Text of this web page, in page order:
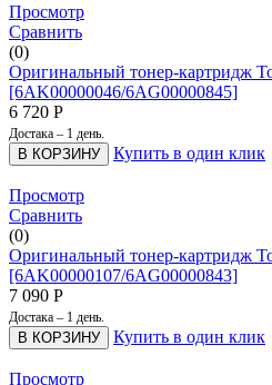
Просмотр
Сравнить
(0)
Оригинальный тонер-картридж
[6AK00000046/6AG00000845]
6 720 Р
Достака – 1 день.
В КОРЗИНУ Купить в один клик
Просмотр
Сравнить
(0)
Оригинальный тонер-картридж
[6AK00000107/6AG00000843]
7 090 Р
Достака – 1 день.
В КОРЗИНУ Купить в один клик
Просмотр